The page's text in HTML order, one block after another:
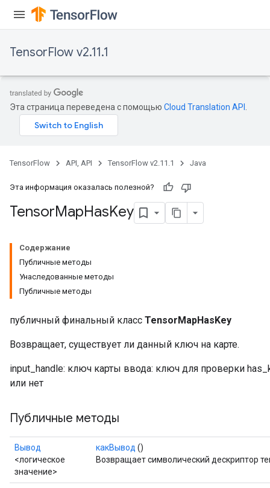
TensorFlow v2.11.1
Эта страница переведена с помощью Cloud Translation API
TensorFlow API, API TensorFlow v2.11.1 Java
Эта информация оказалась полезной?
TensorMapHasKey
Содержание
Публичные методы
Унаследованные методы
Публичные методы
публичный финальный класс TensorMapHasKey
Возвращает, существует ли данный ключ на карте.
input_handle: ключ карты ввода: ключ для проверки
или нет
Публичные методы
Вывод
<логическое
значение>
какВывод ()
Возвращает символический дескриптор